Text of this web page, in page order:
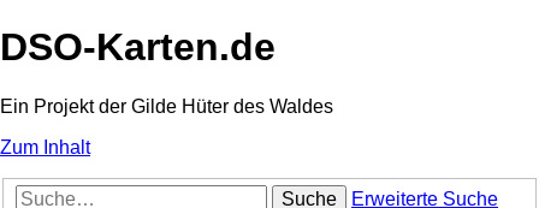
DSO-Karten.de
Ein Projekt der Gilde Hüter des Waldes
Zum Inhalt
Suche Erweiterte Suche